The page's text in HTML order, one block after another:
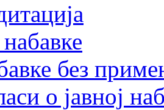
без
о јавној